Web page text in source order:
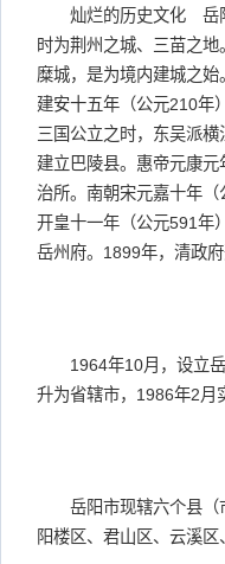
灿烂的历史文化 岳阳
时为荆州之城、三苗之
糜城，是为境内建城之
建安十五年（公元210年
三国公立之时，东吴派
建立巴陵县。惠帝元康
治所。南朝宋元嘉十年
开皇十一年（公元591年
岳州府。1899年，清政
1964年10月，设立岳
升为省辖市，1986年2月
岳阳市现辖六个县（市
阳楼区、君山区、云溪